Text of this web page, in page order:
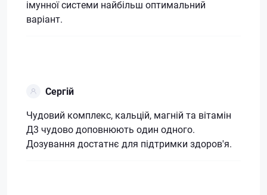
імунної системи найбільш оптимальний
варіант.
Сергій
Чудовий комплекс, кальцій, магній та вітамін
Д3 чудово доповнюють один одного.
Дозування достатнє для підтримки здоров'я.